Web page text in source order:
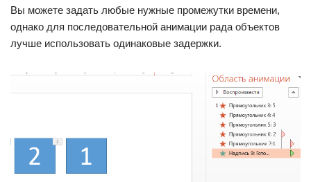
Вы можете задать любые нужные промежутки времени,
однако для последовательной анимации рада объектов
лучше использовать одинаковые задержки.